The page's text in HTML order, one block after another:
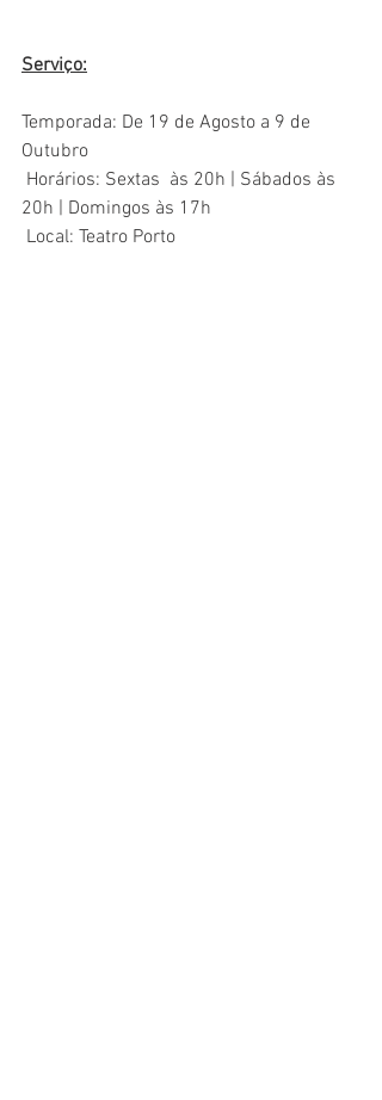
Serviço:
Temporada: De 19 de Agosto a 9 de
Outubro
20h | Domingos às 17h
Local: Teatro Porto